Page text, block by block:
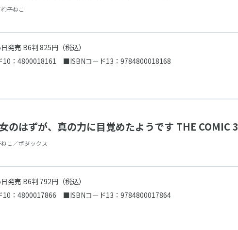
子ねこ
発売 B6判 825円（税込）
10：4800018161 ■ISBNコード13：9784800018168
のはずが、真の力に目覚めたようです THE COMIC 3
こ／ボダックス
発売 B6判 792円（税込）
10：4800017866 ■ISBNコード13：9784800017864